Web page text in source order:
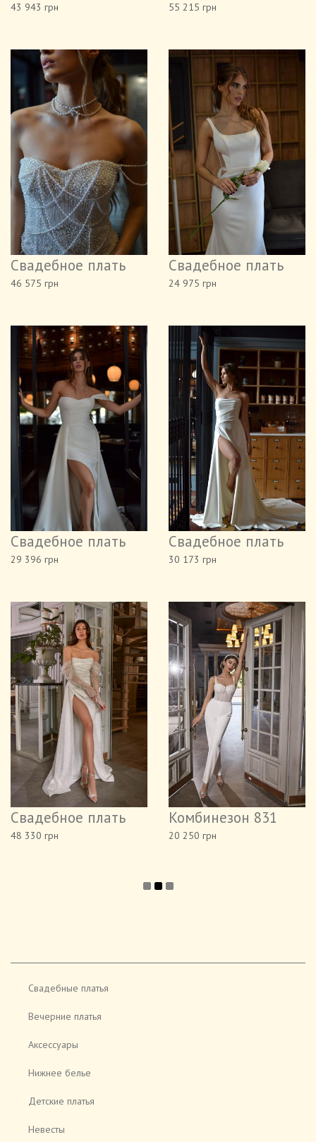
43 943 грн 55 215 грн
Свадебное плать
46 575 грн
Свадебное плать
24 975 грн
Свадебное плать
29 396 грн
Свадебное плать
30 173 грн
Свадебное плать
48 330 грн
Комбинезон 831
20 250 грн
Свадебные платья
Вечерние платья
Аксессуары
Нижнее белье
Детские платья
Невесты